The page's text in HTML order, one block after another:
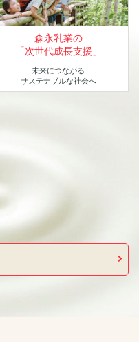
森永乳業の
「次世代成長支援」
未来につながる
サステナブルな社会へ